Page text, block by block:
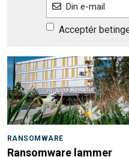
Din e-mail
Acceptér
RANSOMWARE
Ransomware lammer